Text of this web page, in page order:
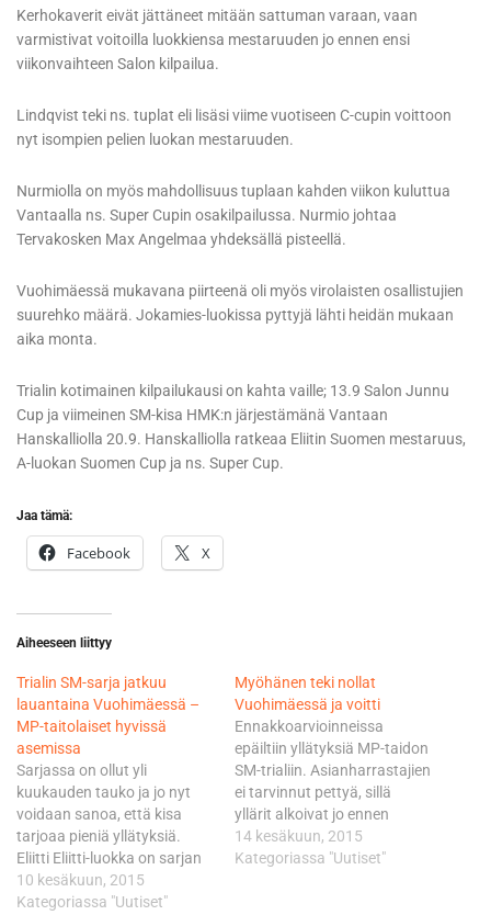
Kerhokaverit eivät jättäneet mitään sattuman varaan, vaan
varmistivat voitoilla luokkiensa mestaruuden jo ennen ensi
viikonvaihteen Salon kilpailua.
Lindqvist teki ns. tuplat eli lisäsi viime vuotiseen C-cupin voittoon
nyt isompien pelien luokan mestaruuden.
Nurmiolla on myös mahdollisuus tuplaan kahden viikon kuluttua
Vantaalla ns. Super Cupin osakilpailussa. Nurmio johtaa
Tervakosken Max Angelmaa yhdeksällä pisteellä.
Vuohimäessä mukavana piirteenä oli myös virolaisten osallistujien
suurehko määrä. Jokamies-luokissa pyttyjä lähti heidän mukaan
aika monta.
Trialin kotimainen kilpailukausi on kahta vaille; 13.9 Salon Junnu
Cup ja viimeinen SM-kisa HMK:n järjestämänä Vantaan
Hanskalliolla 20.9. Hanskalliolla ratkeaa Eliitin Suomen mestaruus,
A-luokan Suomen Cup ja ns. Super Cup.
Jaa tämä:
Facebook X
Aiheeseen liittyy
Trialin SM-sarja jatkuu
lauantaina Vuohimäessä –
MP-taitolaiset hyvissä
asemissa
Sarjassa on ollut yli
kuukauden tauko ja jo nyt
voidaan sanoa, että kisa
tarjoaa pieniä yllätyksiä.
Eliitti Eliitti-luokka on sarjan
ylin taso ja siinä ratkaistaan
Suomen mestaruus.
10 kesäkuun, 2015
Kategoriassa "Uutiset"
Myöhänen teki nollat
Vuohimäessä ja voitti
Ennakkoarvioinneissa
epäiltiin yllätyksiä MP-taidon
SM-trialiin. Asianharrastajien
ei tarvinnut pettyä, sillä
yllärit alkoivat jo ennen
varsinaista kilvanajoa. Timo
Myöhäsen MM-alkukauden
14 kesäkuun, 2015
Kategoriassa "Uutiset"